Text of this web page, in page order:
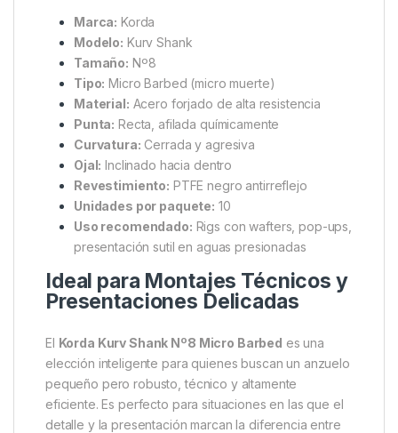
Marca: Korda
Modelo: Kurv Shank
Tamaño: Nº8
Tipo: Micro Barbed (micro muerte)
Material: Acero forjado de alta resistencia
Punta: Recta, afilada químicamente
Curvatura: Cerrada y agresiva
Ojal: Inclinado hacia dentro
Revestimiento: PTFE negro antirreflejo
Unidades por paquete: 10
Uso recomendado: Rigs con wafters, pop-ups,
presentación sutil en aguas presionadas
Ideal para Montajes Técnicos y
Presentaciones Delicadas
El Korda Kurv Shank Nº8 Micro Barbed es una
elección inteligente para quienes buscan un anzuelo
pequeño pero robusto, técnico y altamente
eficiente. Es perfecto para situaciones en las que el
detalle y la presentación marcan la diferencia entre